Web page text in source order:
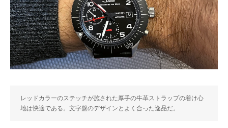
レッドカラーのステッチが施された厚手の牛革ストラップの着け心
地は快適である。文字盤のデザインとよく合った逸品だ。